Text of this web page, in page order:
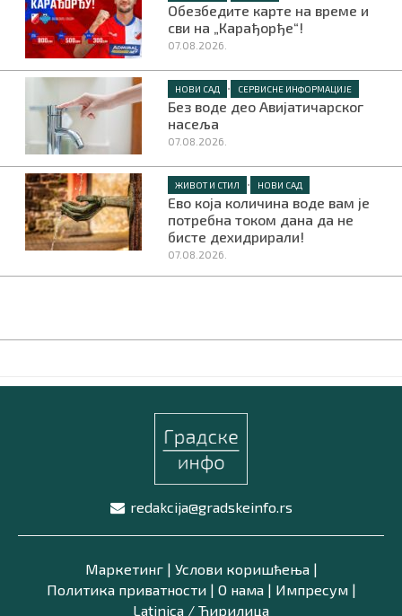
Обезбедите карте на време и
сви на „Карађорђе“!
07.08.2026.
НОВИ САД • СЕРВИСНЕ ИНФОРМАЦИЈЕ
Без воде део Авијатичарског
насеља
07.08.2026.
ЖИВОТ И СТИЛ • НОВИ САД
Ево која количина воде вам је
потребна током дана да не
бисте дехидрирали!
07.08.2026.
redakcija@gradskeinfo.rs
Маркетинг| Услови коришћења|
Политика приватности| О нама| Импресум|
Latinica / Ћирилица